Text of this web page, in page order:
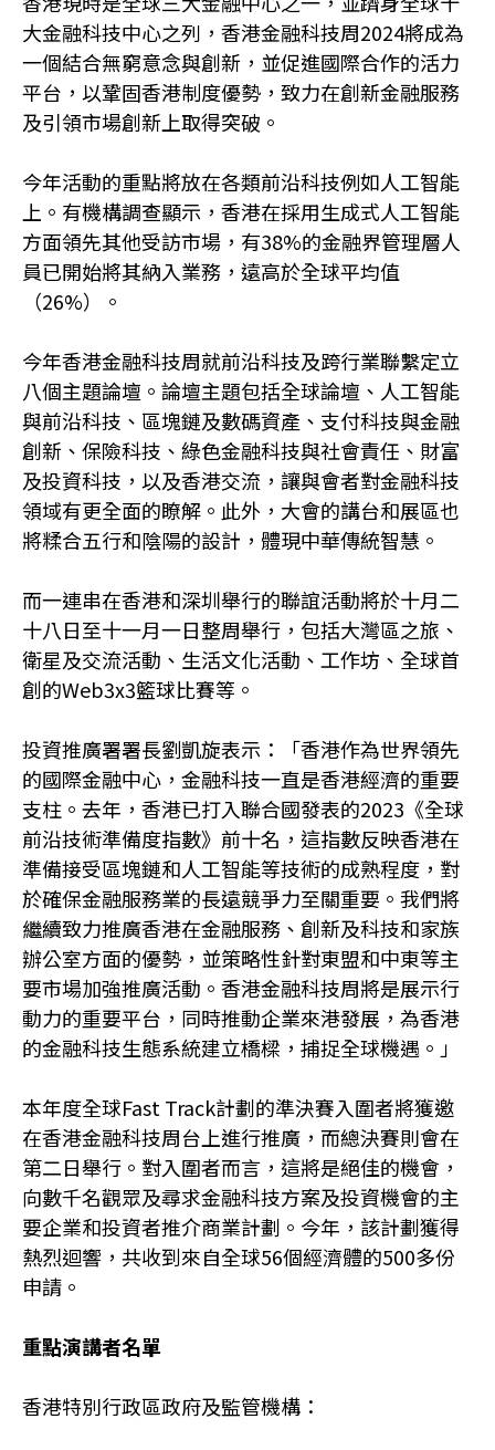
大金融科技中心之列，香港金融科技周2024將成為
一個結合無窮意念與創新，並促進國際合作的活力
平台，以鞏固香港制度優勢，致力在創新金融服務
及引領市場創新上取得突破。
今年活動的重點將放在各類前沿科技例如人工智能
上。有機構調查顯示，香港在採用生成式人工智能
方面領先其他受訪市場，有38%的金融界管理層人
員已開始將其納入業務，遠高於全球平均值
（26%）。
今年香港金融科技周就前沿科技及跨行業聯繫定立
八個主題論壇。論壇主題包括全球論壇、人工智能
與前沿科技、區塊鏈及數碼資產、支付科技與金融
創新、保險科技、綠色金融科技與社會責任、財富
及投資科技，以及香港交流，讓與會者對金融科技
領域有更全面的瞭解。此外，大會的講台和展區也
將糅合五行和陰陽的設計，體現中華傳統智慧。
而一連串在香港和深圳舉行的聯誼活動將於十月二
十八日至十一月一日整周舉行，包括大灣區之旅、
衛星及交流活動、生活文化活動、工作坊、全球首
創的Web3x3籃球比賽等。
投資推廣署署長劉凱旋表示：「香港作為世界領先
的國際金融中心，金融科技一直是香港經濟的重要
支柱。去年，香港已打入聯合國發表的2023《全球
前沿技術準備度指數》前十名，這指數反映香港在
準備接受區塊鏈和人工智能等技術的成熟程度，對
於確保金融服務業的長遠競爭力至關重要。我們將
繼續致力推廣香港在金融服務、創新及科技和家族
辦公室方面的優勢，並策略性針對東盟和中東等主
要市場加強推廣活動。香港金融科技周將是展示行
動力的重要平台，同時推動企業來港發展，為香港
的金融科技生態系統建立橋樑，捕捉全球機遇。」
本年度全球Fast Track計劃的準決賽入圍者將獲邀
在香港金融科技周台上進行推廣，而總決賽則會在
第二日舉行。對入圍者而言，這將是絕佳的機會，
向數千名觀眾及尋求金融科技方案及投資機會的主
要企業和投資者推介商業計劃。今年，該計劃獲得
熱烈迴響，共收到來自全球56個經濟體的500多份
申請。
重點演講者名單
香港特別行政區政府及監管機構：